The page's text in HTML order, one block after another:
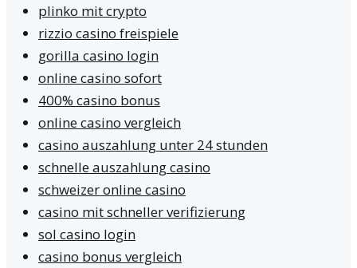
plinko mit crypto
rizzio casino freispiele
gorilla casino login
online casino sofort
400% casino bonus
online casino vergleich
casino auszahlung unter 24 stunden
schnelle auszahlung casino
schweizer online casino
casino mit schneller verifizierung
sol casino login
casino bonus vergleich